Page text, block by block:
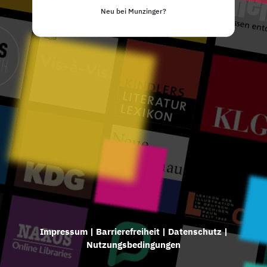
Neu bei Munzinger?
Impressum| Barrierefreiheit| Datenschutz|
Nutzungsbedingungen